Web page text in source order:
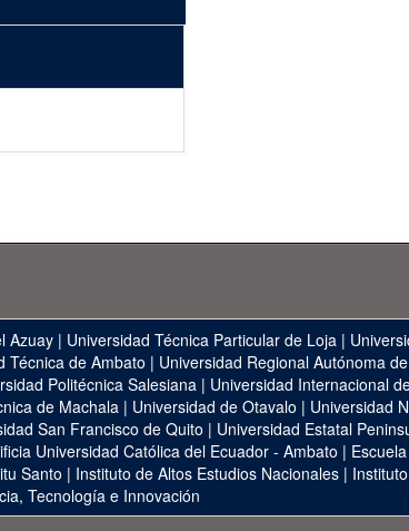
Azuay | Universidad Técnica Particular de Loja |
Técnica de Ambato | Universidad Regional Autónoma
Politécnica Salesiana| Universidad Internacional
de Machala | Universidad de Otavalo | Universidad
San Francisco de Quito | Universidad Estatal
Universidad Católica del Ecuador - Ambato |
Santo | Instituto de Altos Estudios Nacionales |
Tecnología e Innovación